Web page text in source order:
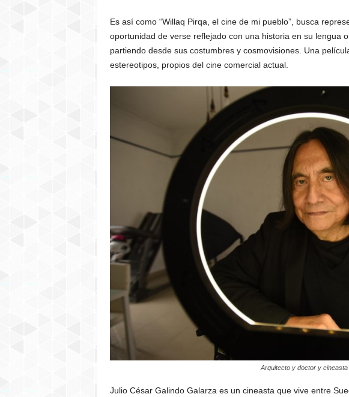
Es así como “Willaq Pirqa, el cine de mi pueblo”, busca
oportunidad de verse reflejado con una historia en su lengua
partiendo desde sus costumbres y cosmovisiones. Una
estereotipos, propios del cine comercial actual.
Arquitecto y doctor y
Julio César Galindo Galarza es un cineasta que vive entre